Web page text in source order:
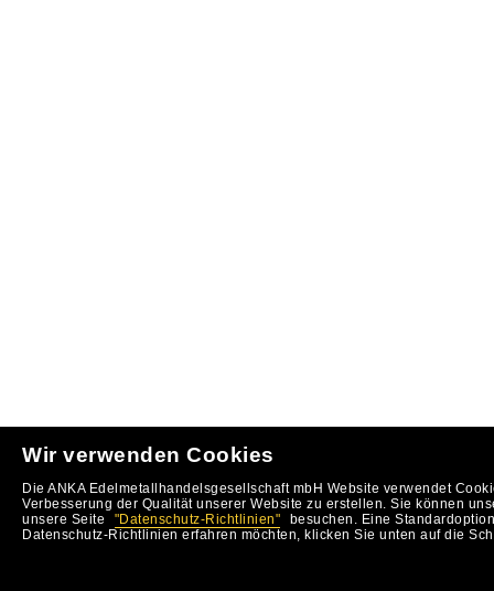
Wir verwenden Cookies
Die ANKA Edelmetallhandelsgesellschaft mbH Website verwendet
Verbesserung der Qualität unserer Website zu erstellen. Sie können
unsere Seite
"Datenschutz-Richtlinien"
besuchen. Eine
Datenschutz-Richtlinien erfahren möchten, klicken Sie unten auf die